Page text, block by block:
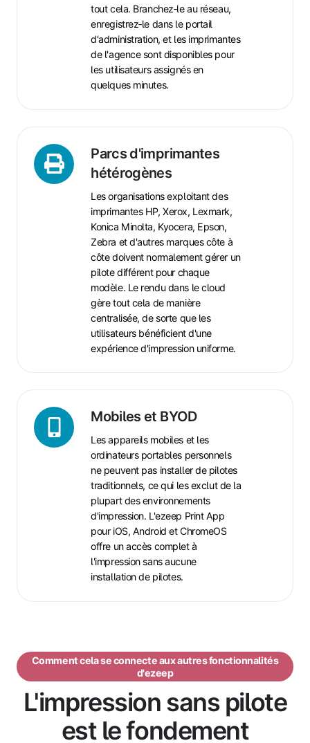
tout cela. Branchez‑le au réseau,
enregistrez‑le dans le portail
d'administration, et les imprimantes
de l'agence sont disponibles pour
les utilisateurs assignés en
quelques minutes.
Parcs d'imprimantes
hétérogènes
Les organisations exploitant des
imprimantes HP, Xerox, Lexmark,
Konica Minolta, Kyocera, Epson,
Zebra et d'autres marques côte à
côte doivent normalement gérer un
pilote différent pour chaque
modèle. Le rendu dans le cloud
gère tout cela de manière
centralisée, de sorte que les
utilisateurs bénéficient d'une
expérience d'impression uniforme.
d'imprimantes
hétérogènes
Mobiles et BYOD
Les appareils mobiles et les
ordinateurs portables personnels
ne peuvent pas installer de pilotes
traditionnels, ce qui les exclut de la
plupart des environnements
d'impression. L'ezeep Print App
pour iOS, Android et ChromeOS
offre un accès complet à
l'impression sans aucune
installation de pilotes.
BYOD
Comment cela se connecte aux autres fonctionnalités
d'ezeep
L'impression sans pilote
est le fondement